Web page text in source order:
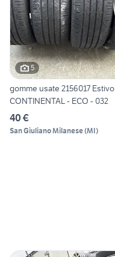
5
gomme usate 2156017 Estivo
CONTINENTAL - ECO - 032
40 €
San Giuliano Milanese(MI)